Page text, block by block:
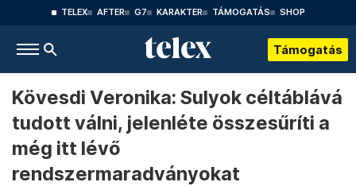
TELEX AFTER G7 KARAKTER TÁMOGATÁS SHOP
Támogatás
Kövesdi Veronika: Sulyok céltáblává
tudott válni, jelenléte összesűríti a
még itt lévő
rendszermaradványokat